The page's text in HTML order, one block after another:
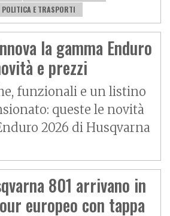
POLITICA E TRASPORTI
la gamma Enduro
e prezzi
funzionali e un listino
queste le novità
2026 di Husqvarna
801 arrivano in
europeo con tappa